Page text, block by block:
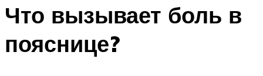
Что вызывает боль в
пояснице?